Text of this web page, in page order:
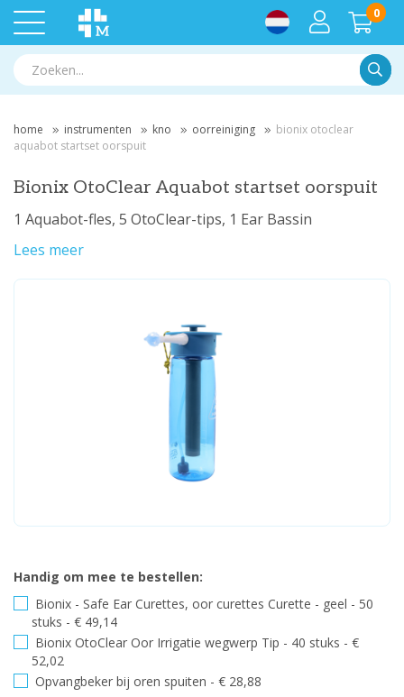
0
home instrumenten kno oorreiniging
bionix otoclear
aquabot startset oorspuit
Bionix OtoClear Aquabot startset oorspuit
1 Aquabot-fles, 5 OtoClear-tips, 1 Ear Bassin
Lees meer
Handig om mee te bestellen:
Bionix - Safe Ear Curettes, oor curettes Curette - geel - 50
stuks - € 49,14
Bionix OtoClear Oor Irrigatie wegwerp Tip - 40 stuks - €
52,02
Opvangbeker bij oren spuiten - € 28,88